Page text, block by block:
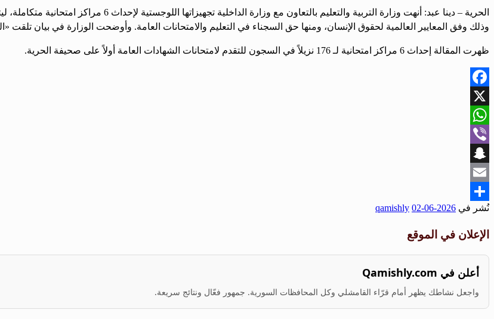
وذلك وفق المعايير العالمية لحقوق الإنسان، ومنها حق السجناء في التعليم والامتحانات العامة. وأوضحت الوزارة في بيان
ظهرت المقالة إحداث 6 مراكز امتحانية لـ 176 نزيلاً في السجون للتقدم لامتحانات الشهادات العامة أولاً على صحيفة الحرية.
Facebook
X
WhatsApp
Viber
Snapchat
Email
Share
نُشر في 2026-06-02
qamishly
الإعلان في الموقع
أعلن في Qamishly.com
واجعل نشاطك يظهر أمام قرّاء القامشلي وكل المحافظات السورية. جمهور فعّال ونتائج سريعة.